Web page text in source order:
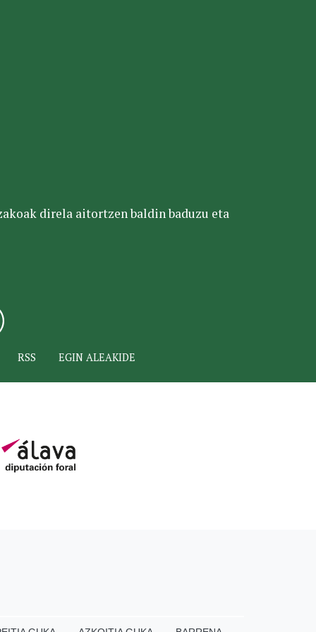
direla aitortzen baldin baduzu eta
RSS EGIN ALEAKIDE